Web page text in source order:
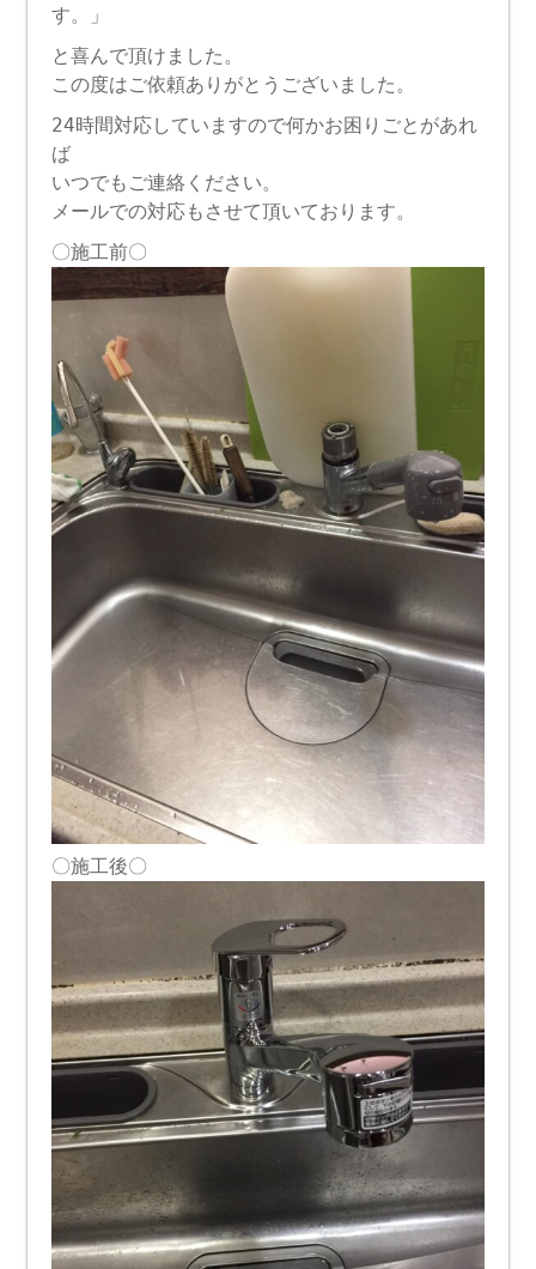
す。」
と喜んで頂けました。
この度はご依頼ありがとうございました。
24時間対応していますので何かお困りごとがあれ
ば
いつでもご連絡ください。
メールでの対応もさせて頂いております。
〇施工前〇
〇施工後〇